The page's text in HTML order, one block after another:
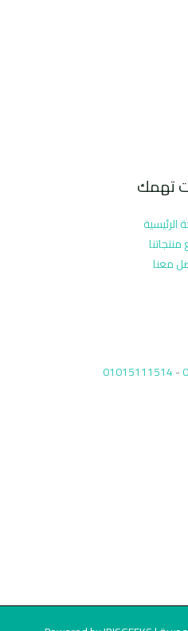
تهمك
الرئيسية
معنا
-
01015111514